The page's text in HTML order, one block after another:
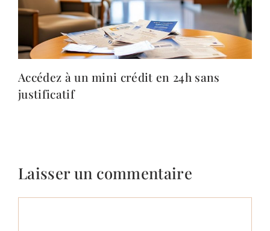
Accédez à un mini crédit en 24h sans
justificatif
Laisser un commentaire